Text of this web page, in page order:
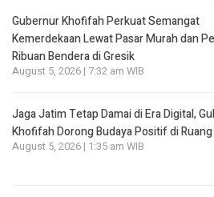
Gubernur Khofifah Perkuat Semangat
Kemerdekaan Lewat Pasar Murah dan
Ribuan Bendera di Gresik
August 5, 2026 | 7:32 am WIB
Jaga Jatim Tetap Damai di Era Digital,
Khofifah Dorong Budaya Positif di
August 5, 2026 | 1:35 am WIB